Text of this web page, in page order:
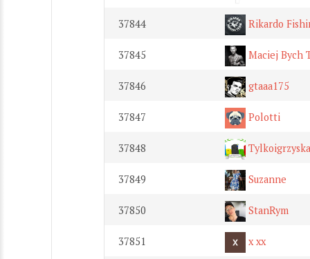
37844 Rikardo
37845 Maciej Bych
37846 gtaaa175
37847 Polotti
37848
37849 Suzanne
37850 StanRym
37851 x xx